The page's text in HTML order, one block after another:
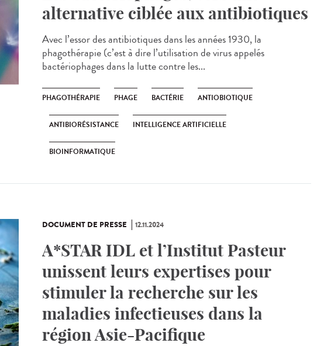
alternative ciblée aux antibiotiques
Avec l’essor des antibiotiques dans les années 1930, la
phagothérapie (c’est à dire l’utilisation de virus appelés
bactériophages dans la lutte contre les...
PHAGOTHÉRAPIE PHAGE BACTÉRIE ANTIOBIOTIQUE
ANTIBIORÉSISTANCE INTELLIGENCE ARTIFICIELLE
BIOINFORMATIQUE
DOCUMENT DE PRESSE 12.11.2024
A*STAR IDL et l’Institut Pasteur
unissent leurs expertises pour
stimuler la recherche sur les
maladies infectieuses dans la
région Asie-Pacifique